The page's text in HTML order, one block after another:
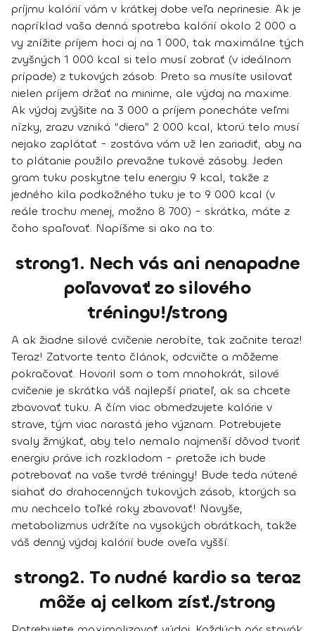
príjmu kalórií vám v krátkej dobe veľa neprinesie. Ak je
napríklad vaša denná spotreba kalórií okolo 2 000 a
vy znížite príjem hoci aj na 1 000, tak maximálne tých
zvyšných 1 000 kcal si telo musí zobrať (v ideálnom
prípade) z tukových zásob. Preto sa musíte usilovať
nielen príjem držať na minime, ale výdaj na maxime.
Ak výdaj zvýšite na 3 000 a príjem ponecháte veľmi
nízky, zrazu vzniká “diera” 2 000 kcal, ktorú telo musí
nejako zaplátať - zostáva vám už len zariadiť, aby na
to plátanie použilo prevažne tukové zásoby. Jeden
gram tuku poskytne telu energiu 9 kcal, takže z
jedného kila podkožného tuku je to 9 000 kcal (v
reále trochu menej, možno 8 700) - skrátka, máte z
čoho spaľovať. Napíšme si ako na to:
strong1. Nech vás ani nenapadne
poľavovať zo silového
tréningu!/strong
A ak žiadne silové cvičenie nerobíte, tak začnite teraz!
Teraz! Zatvorte tento článok, odcvičte a môžeme
pokračovať. Hovoril som o tom mnohokrát, silové
cvičenie je skrátka váš najlepší priateľ, ak sa chcete
zbavovať tuku. A čím viac obmedzujete kalórie v
strave, tým viac narastá jeho význam. Potrebujete
svaly žmýkať, aby telo nemalo najmenší dôvod tvoriť
energiu práve ich rozkladom - pretože ich bude
potrebovať na vaše tvrdé tréningy! Bude teda nútené
siahať do drahocenných tukových zásob, ktorých sa
mu nechcelo toľké roky zbavovať! Navyše,
metabolizmus udržíte na vysokých obrátkach, takže
váš denný výdaj kalórií bude oveľa vyšší.
strong2. To nudné kardio sa teraz
môže aj celkom zísť./strong